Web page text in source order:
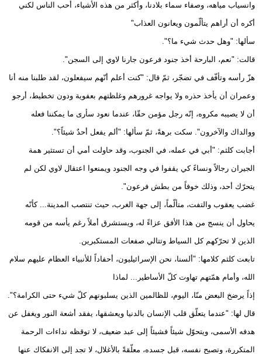
وانسياب مياهه، وصفاء سماء بلادنا، وأكثر من هذه الأشياء، أحب الناس لكني
أكره أن أراهم يتألّمون ويعانون العذاب"
سألها: "وهل حدث شيء ما؟".
قالت: "نعم، البارحة أخذ جنود فرعون جارنا لاوي إلى السجن".
هزّ رأسه وتأفّف في تضجّر، ثمّ قال: "كنت أعلم أنّهم سيفعلون، لقد طلبنا منه أنا
وعمران أن يأخذ حذره ولا يواجه غرورهم وغلظتهم بعفوية ودون تخطيط، أرجو
أن لا يصيبه مكروه، إنّه رجل مؤمن حقّا، عندما نعود سأرى ما يمكننا فعله
ووالداك والآخرون". سكت برهةً، ثمّ سألها: "ألم يفعل أحدٌ شيئاً؟".
أجابت كلثم: "أبي في عمله، في الجنوب، وقد حاولت أمي أن تستثير همة
الجيران رجالاً ونساءً كي يقفوا في وجه الجنود ويمنعوا اعتقال لاوي لكن لم
يتحرّك أحد، وذلك خوفاً من بطش فرعون".
غضب يعقوب والتفت، متألّماً، إلى جهة الغرب، حيث تنتصب المدينة... كأنّه
يحاول أن ينسج من هذا الأفق عزاءً له، ويستشرق أملاً رغم يأسه من قومه
الذين لا تحرّكهم كل السياط وتتالي صفعات المستكبرين.
تابعت كلثم كلامها: "ألسنا، نحن الإسرائيليون، أحفاداً للأنبياء العظام عليهم سلام
الله، وأمام همّتهم تهاوت كلّ الأساطير... لماذا
إذاً يرضخ البعض منّا، اليوم، للظالمين الذين يسلبونهم كلّ شيء حتى الكرامة؟".
قال لها: "عندما يتعلّق قلب الإنسان بالدنيا ويعشقها، يفقد أشعة النور ويغفل عن
هدفه الأسمى، ويتحوّل شيئاً فشيئاً إلى عبد ضعيف، لا توقظه نداءات الرحمة
المتكررة، وتصبح نفسه، قبل جسده، معلّقةً بالأغلال، لا تجد إلى الانفكاك عنها